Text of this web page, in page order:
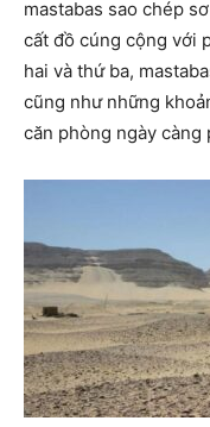
mastabas sao chép
cất đồ cúng cộng với
hai và thứ ba,
cũng như những
căn phòng ngày càng